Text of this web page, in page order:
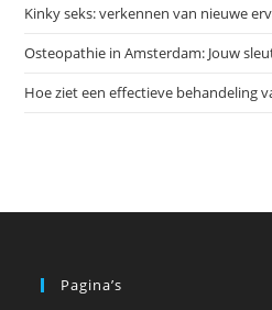
Kinky seks: verkennen van nieuwe
Osteopathie in Amsterdam: Jouw
Hoe ziet een effectieve behandeling
Pagina’s